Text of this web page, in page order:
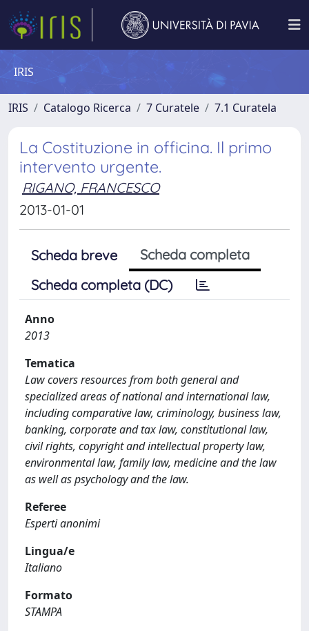
IRIS
IRIS Catalogo Ricerca 7 Curatele 7.1 Curatela
La Costituzione in officina. Il primo
intervento urgente.
RIGANO, FRANCESCO
2013-01-01
Scheda breve
Scheda completa
Scheda completa (DC)
Anno
2013
Tematica
Law covers resources from both general and
specialized areas of national and international law,
including comparative law, criminology, business law,
banking, corporate and tax law, constitutional law,
civil rights, copyright and intellectual property law,
environmental law, family law, medicine and the law
as well as psychology and the law.
Referee
Esperti anonimi
Lingua/e
Italiano
Formato
STAMPA